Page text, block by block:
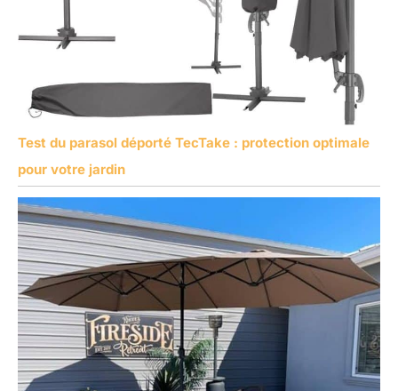
Test du parasol déporté TecTake : protection optimale
pour votre jardin